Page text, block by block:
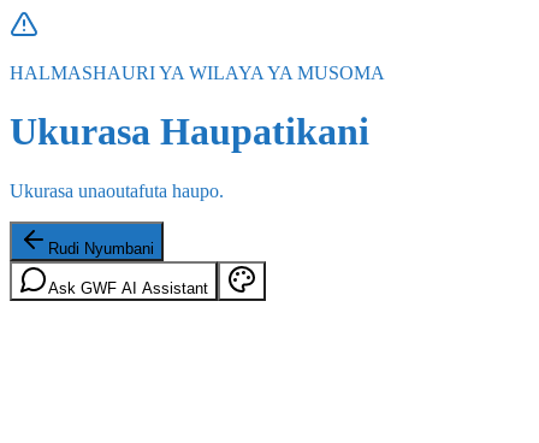
HALMASHAURI YA WILAYA YA MUSOMA
Ukurasa Haupatikani
Ukurasa unaoutafuta haupo.
Rudi Nyumbani
Ask GWF AI Assistant